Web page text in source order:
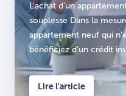
L’achat d’un
souplesse Dans la
appartement neuf qui
bénéficiez d’un crédit
Lire l'article